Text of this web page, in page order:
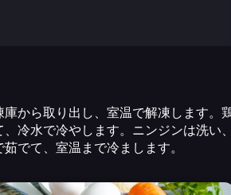
から取り出し、室温で解凍します。
、冷水で冷やします。ニンジンは洗い
でて、室温まで冷まします。